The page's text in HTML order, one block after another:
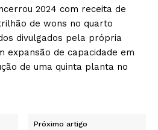
2024 com receita de
de wons no quarto
divulgados pela própria
expansão de capacidade em
de uma quinta planta no
Próximo artigo